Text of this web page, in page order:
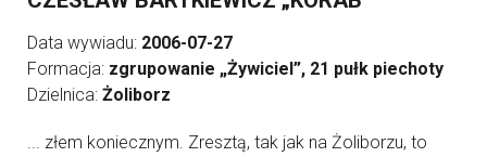
Data wywiadu: 2006-07-27
Formacja: zgrupowanie „Żywiciel”, 21 pułk piechoty
Dzielnica: Żoliborz
... złem koniecznym. Zresztą, tak jak na Żoliborzu, to